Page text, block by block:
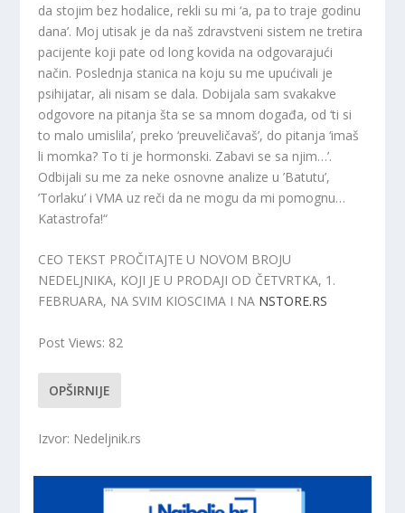
da stojim bez hodalice, rekli su mi ‘a, pa to traje godinu
dana’. Moj utisak je da naš zdravstveni sistem ne tretira
pacijente koji pate od long kovida na odgovarajući
način. Poslednja stanica na koju su me upućivali je
psihijatar, ali nisam se dala. Dobijala sam svakakve
odgovore na pitanja šta se sa mnom događa, od ‘ti si
to malo umislila’, preko ‘preuveličavaš’, do pitanja ‘imaš
li momka? To ti je hormonski. Zabavi se sa njim…’.
Odbijali su me za neke osnovne analize u ’Batutu’,
’Torlaku’ i VMA uz reči da ne mogu da mi pomognu…
Katastrofa!“
CEO TEKST PROČITAJTE U NOVOM BROJU
NEDELJNIKA, KOJI JE U PRODAJI OD ČETVRTKA, 1.
FEBRUARA, NA SVIM KIOSCIMA I NA NSTORE.RS
Post Views: 82
OPŠIRNIJE
Izvor: Nedeljnik.rs